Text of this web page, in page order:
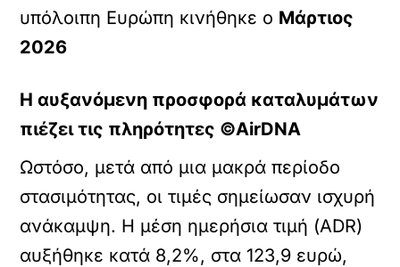
υπόλοιπη Ευρώπη κινήθηκε ο Μάρτιος
2026
Η αυξανόμενη προσφορά καταλυμάτων
πιέζει τις πληρότητες ©AirDNA
Ωστόσο, μετά από μια μακρά περίοδο
στασιμότητας, οι τιμές σημείωσαν ισχυρή
ανάκαμψη. Η μέση ημερήσια τιμή (ADR)
αυξήθηκε κατά 8,2%, στα 123,9 ευρώ,